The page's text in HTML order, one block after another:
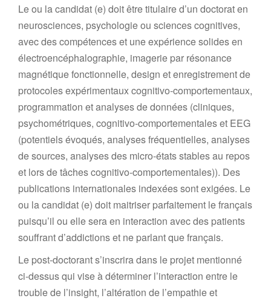
Le ou la candidat (e) doit être titulaire d’un doctorat en
neurosciences, psychologie ou sciences cognitives,
avec des compétences et une expérience solides en
électroencéphalographie, imagerie par résonance
magnétique fonctionnelle, design et enregistrement de
protocoles expérimentaux cognitivo-comportementaux,
programmation et analyses de données (cliniques,
psychométriques, cognitivo-comportementales et EEG
(potentiels évoqués, analyses fréquentielles, analyses
de sources, analyses des micro-états stables au repos
et lors de tâches cognitivo-comportementales)). Des
publications internationales indexées sont exigées. Le
ou la candidat (e) doit maitriser parfaitement le français
puisqu’il ou elle sera en interaction avec des patients
souffrant d’addictions et ne parlant que français.
Le post-doctorant s’inscrira dans le projet mentionné
ci-dessus qui vise à déterminer l’interaction entre le
trouble de l’insight, l’altération de l’empathie et